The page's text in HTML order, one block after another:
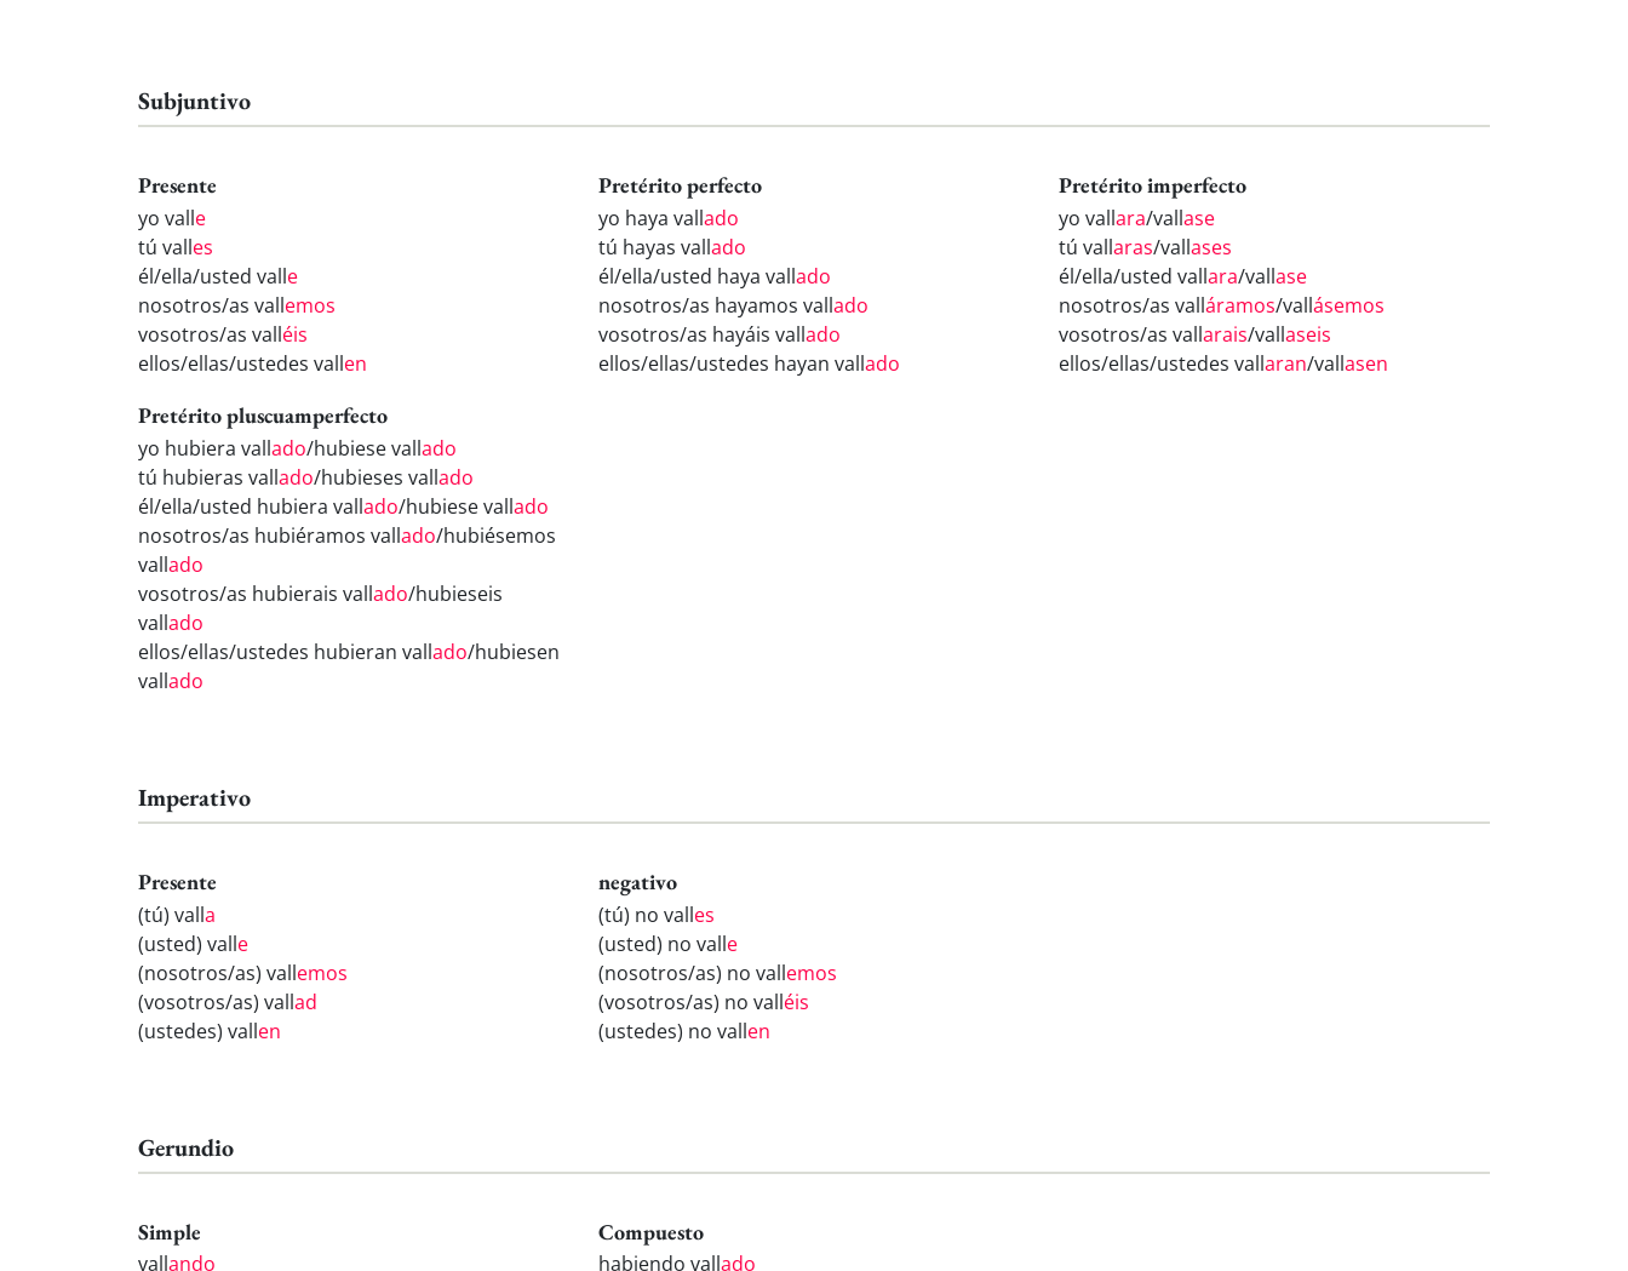
Subjuntivo
Presente
yo valle
tú valles
él/ella/usted valle
nosotros/as vallemos
vosotros/as valléis
ellos/ellas/ustedes vallen
Pretérito perfecto
yo haya vallado
tú hayas vallado
él/ella/usted haya vallado
nosotros/as hayamos vallado
vosotros/as hayáis vallado
ellos/ellas/ustedes hayan vallado
Pretérito imperfecto
yo vallara/vallase
tú vallaras/vallases
él/ella/usted vallara/vallase
nosotros/as valláramos/vallásemos
vosotros/as vallarais/vallaseis
ellos/ellas/ustedes vallaran/vallasen
Pretérito pluscuamperfecto
yo hubiera vallado/hubiese vallado
tú hubieras vallado/hubieses vallado
él/ella/usted hubiera vallado/hubiese vallado
nosotros/as hubiéramos vallado/hubiésemos
vallado
vosotros/as hubierais vallado/hubieseis
vallado
ellos/ellas/ustedes hubieran vallado/hubiesen
vallado
Imperativo
Presente
(tú) valla
(usted) valle
(nosotros/as) vallemos
(vosotros/as) vallad
(ustedes) vallen
negativo
(tú) no valles
(usted) no valle
(nosotros/as) no vallemos
(vosotros/as) no valléis
(ustedes) no vallen
Gerundio
Simple
vallando
Compuesto
habiendo vallado